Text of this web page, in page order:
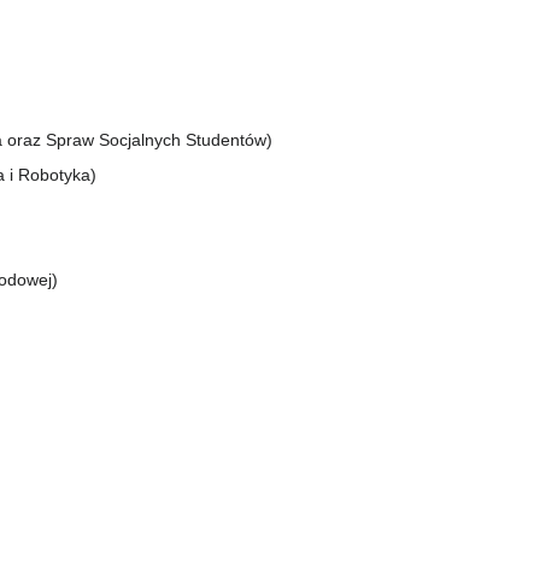
Spraw Socjalnych Studentów)
i Robotyka)